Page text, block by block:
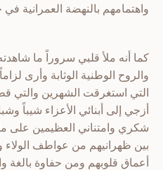
واهتمامهم بالنهضة العمرانية
كما أنه ملأ قلبي سروراً ما
والروح الوطنية الوثابة وأرى
التي استغرقت الشهرين والتي
أزجي إلى أبنائي الأعزاء شيباً
شكري وامتناني العظيمين على ما
بين ظهرانيهم من عواطف
أعماق قلوبهم ومن حفاوة بالغة